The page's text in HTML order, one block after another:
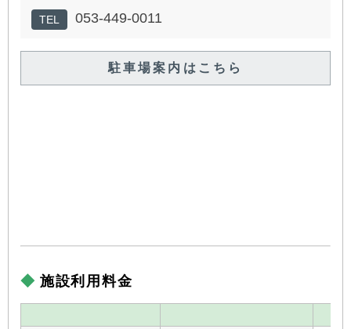
TEL 053-449-0011
駐車場案内はこちら
施設利用料金